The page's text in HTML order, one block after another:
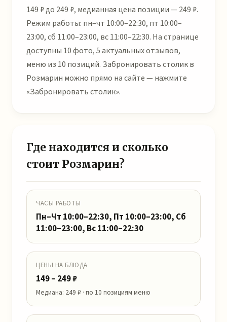
149 ₽ до 249 ₽, медианная цена позиции — 249 ₽.
Режим работы: пн–чт 10:00–22:30, пт 10:00–
23:00, сб 11:00–23:00, вс 11:00–22:30. На странице
доступны 10 фото, 5 актуальных отзывов,
меню из 10 позиций. Забронировать столик в
Розмарин можно прямо на сайте — нажмите
«Забронировать столик».
Где находится и сколько
стоит Розмарин?
ЧАСЫ РАБОТЫ
Пн–Чт 10:00–22:30, Пт 10:00–23:00, Сб
11:00–23:00, Вс 11:00–22:30
ЦЕНЫ НА БЛЮДА
149 – 249 ₽
Медиана: 249 ₽ · по 10 позициям меню